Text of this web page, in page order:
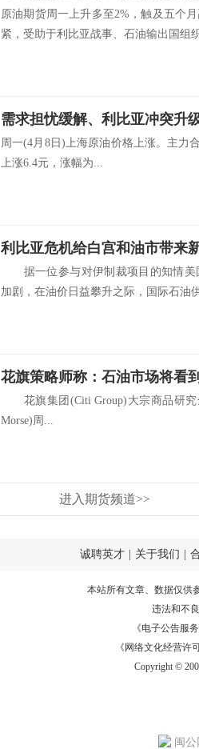
原油期货周一上升多至2%，触及五个
紧，受助于利比亚战事、石油输出国组
需求担忧缓解、利比亚冲突升
周一(4月8日)上海原油价格上涨。主力
上涨6.4元，涨幅为...
据一位参与对伊制裁项目的知情美
加剧，在油价日益攀升之际，国际石油
花旗策略师称：石油市场将看
花旗集团(Citi Group)大宗商品研究
Morse)周...
进入期货频道>>
诚聘英才 关于我们
本站所有文章、数据仅供
违法和不
《电子公告服务
《网络文化经营许
Copyright ©
闽公